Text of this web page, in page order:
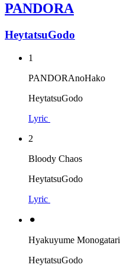
PANDORA
HeytatsuGodo
1
PANDORAnoHako
HeytatsuGodo
Lyric
2
Bloody Chaos
HeytatsuGodo
Lyric
⚫︎
Hyakuyume Monogatari
HeytatsuGodo